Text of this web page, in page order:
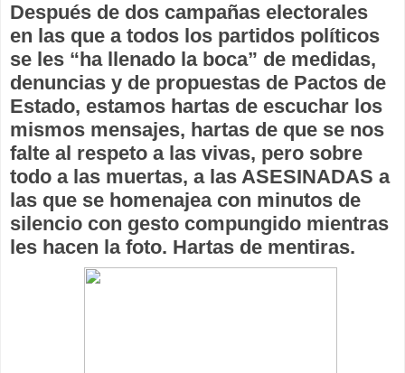
Después de dos campañas electorales
en las que a todos los partidos políticos
se les “ha llenado la boca” de medidas,
denuncias y de propuestas de Pactos de
Estado, estamos hartas de escuchar los
mismos mensajes, hartas de que se nos
falte al respeto a las vivas, pero sobre
todo a las muertas, a las ASESINADAS a
las que se homenajea con minutos de
silencio con gesto compungido mientras
les hacen la foto. Hartas de mentiras.